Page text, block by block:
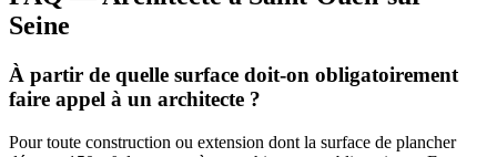
Seine
À partir de quelle surface doit-on obligatoirement
faire appel à un architecte ?
Pour toute construction ou extension dont la surface de plancher